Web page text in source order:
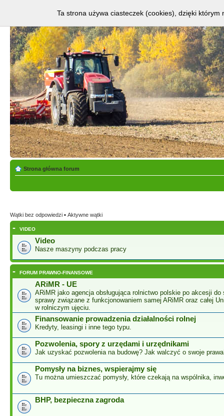
Strona główna forum
Wątki bez odpowiedzi • Aktywne wątki
- VIDEO
Video
Nasze maszyny podczas pracy
- FORUM PRAWNO-FINANSOWE
ARiMR - UE
ARiMR jako agencja obsługująca rolnictwo polskie po akcesji do
sprawy związane z funkcjonowaniem samej ARiMR oraz całej
w rolniczym ujęciu.
Finansowanie prowadzenia działalności rolnej
Kredyty, leasingi i inne tego typu.
Pozwolenia, spory z urzędami i urzędnikami
Jak uzyskać pozwolenia na budowę? Jak walczyć o swoje
Pomysły na biznes, wspierajmy się
Tu można umieszczać pomysły, które czekają na wspólnika,
BHP, bezpieczna zagroda
Ta strona używa ciasteczek (cookies), dzięki którym